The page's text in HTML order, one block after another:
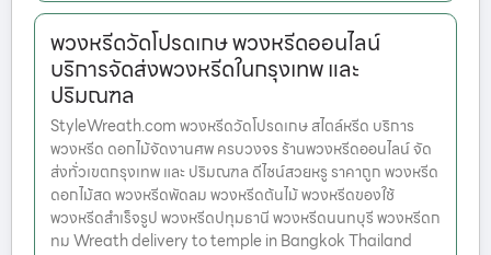
พวงหรีดวัดโปรดเกษ พวงหรีดออนไลน์
บริการจัดส่งพวงหรีดในกรุงเทพ และ
ปริมณฑล
StyleWreath.com พวงหรีดวัดโปรดเกษ สไตล์หรีด บริการ
พวงหรีด ดอกไม้จัดงานศพ ครบวงจร ร้านพวงหรีดออนไลน์ จัด
ส่งทั่วเขตกรุงเทพ และ ปริมณฑล ดีไซน์สวยหรู ราคาถูก พวงหรีด
ดอกไม้สด พวงหรีดพัดลม พวงหรีดต้นไม้ พวงหรีดของใช้
พวงหรีดสำเร็จรูป พวงหรีดปทุมธานี พวงหรีดนนทบุรี พวงหรีดก
ทม Wreath delivery to temple in Bangkok Thailand